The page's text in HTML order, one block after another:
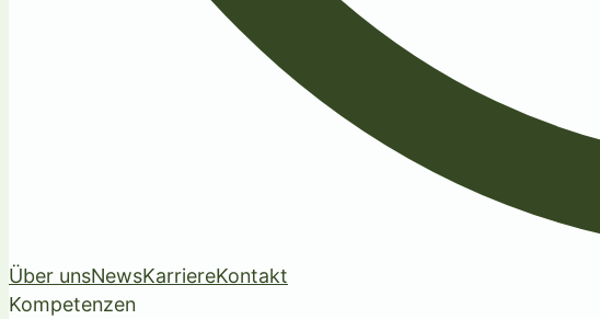
Über unsNewsKarriereKontakt
Kompetenzen